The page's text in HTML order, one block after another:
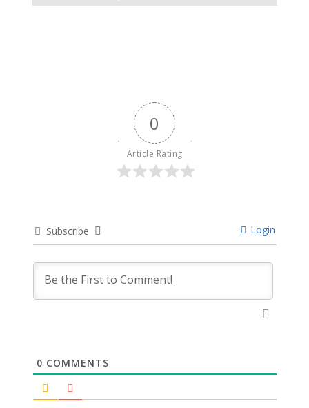
0
Article Rating
Subscribe Login
0 COMMENTS